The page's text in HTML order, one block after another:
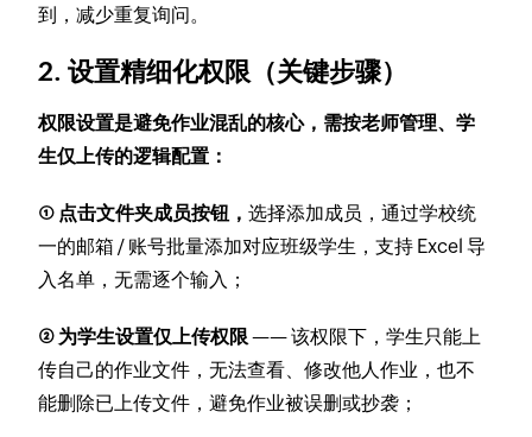
到，减少重复询问。
2. 设置精细化权限（关键步骤）
权限设置是避免作业混乱的核心，需按老师管理、学
生仅上传的逻辑配置：
① 点击文件夹成员按钮，选择添加成员，通过学校统
一的邮箱 / 账号批量添加对应班级学生，支持 Excel 导
入名单，无需逐个输入；
② 为学生设置仅上传权限—— 该权限下，学生只能上
传自己的作业文件，无法查看、修改他人作业，也不
能删除已上传文件，避免作业被误删或抄袭；